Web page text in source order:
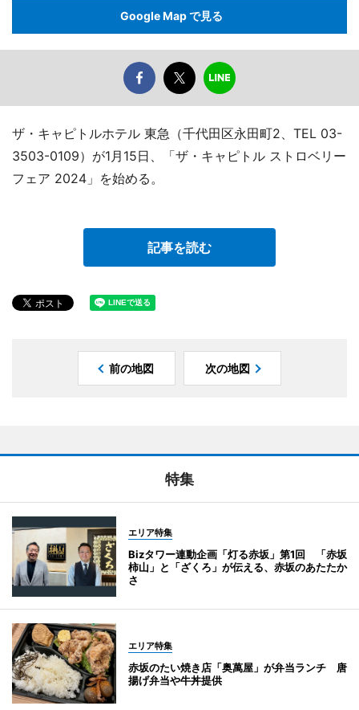
Google Map で見る
ザ・キャピトルホテル 東急（千代田区永田町2、TEL 03-
3503-0109）が1月15日、「ザ・キャピトル ストロベリー
フェア 2024」を始める。
記事を読む
前の地図 次の地図
特集
エリア特集
Bizタワー連動企画「灯る赤坂」第1回 「赤坂
柿山」と「ざくろ」が伝える、赤坂のあたたか
さ
エリア特集
赤坂のたい焼き店「奥萬屋」が弁当ランチ 唐
揚げ弁当や牛丼提供